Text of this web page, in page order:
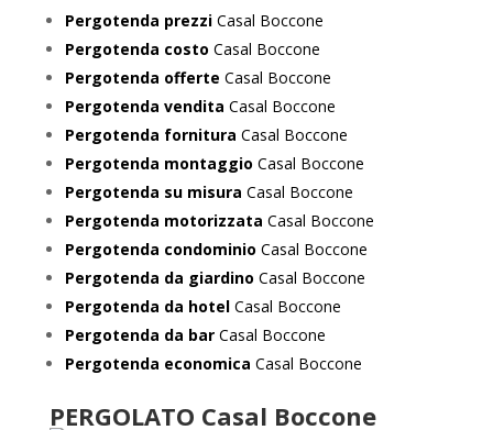
Pergotenda prezziCasal Boccone
Pergotenda costo Casal Boccone
Pergotenda offerte Casal Boccone
Pergotenda vendita Casal Boccone
Pergotenda fornitura Casal Boccone
Pergotenda montaggio Casal Boccone
Pergotenda su misura Casal Boccone
Pergotenda motorizzata Casal Boccone
Pergotenda condominio Casal Boccone
Pergotenda da giardino Casal Boccone
Pergotenda da hotelCasal Boccone
Pergotenda da barCasal Boccone
Pergotenda economica Casal Boccone
PERGOLATO Casal Boccone